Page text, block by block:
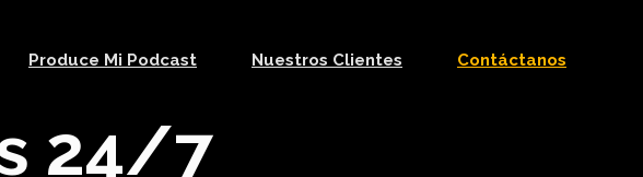
Produce Mi Podcast Nuestros Clientes Contáctanos
24/7